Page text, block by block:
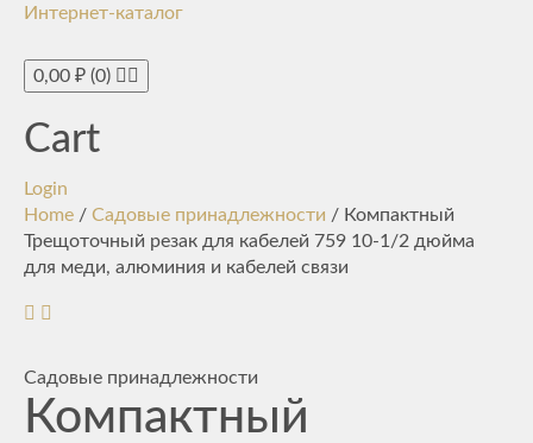
Интернет-каталог
0,00 ₽ (0)
Cart
Login
Home / Садовые принадлежности / Компактный
Трещоточный резак для кабелей 759 10-1/2 дюйма
для меди, алюминия и кабелей связи
Садовые принадлежности
Компактный